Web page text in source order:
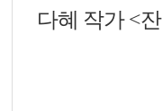
다혜 작가<